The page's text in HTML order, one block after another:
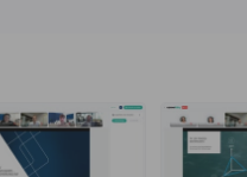
Program
passionate
and creating lasting
Explorers